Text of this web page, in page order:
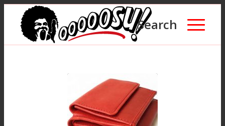
Search